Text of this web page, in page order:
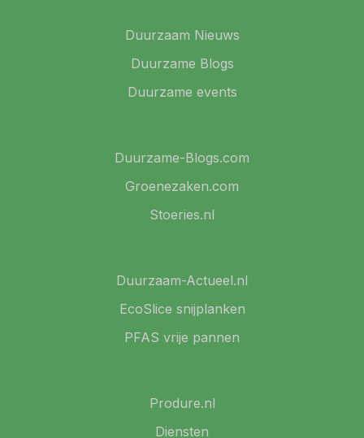
Duurzaam Nieuws
Duurzame Blogs
Duurzame events
Duurzame-Blogs.com
Groenezaken.com
Stoeries.nl
Duurzaam-Actueel.nl
EcoSlice snijplanken
PFAS vrije pannen
Produre.nl
Diensten